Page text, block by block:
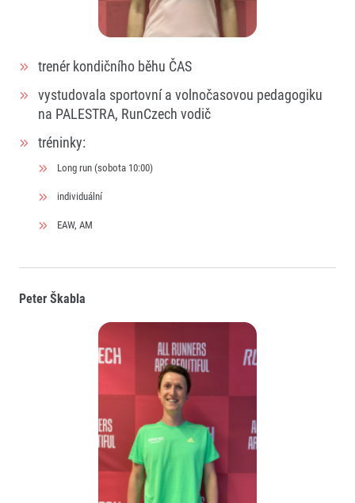
trenér kondičního běhu ČAS
vystudovala sportovní a volnočasovou pedagogiku
na PALESTRA, RunCzech vodič
tréninky:
Long run (sobota 10:00)
individuální
EAW, AM
Peter Škabla